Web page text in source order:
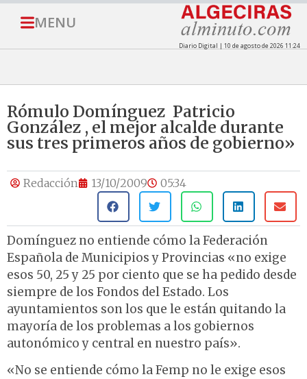
MENU
Diario Digital | 10 de agosto de 2026 11:24
Rómulo Domínguez  Patricio
González , el mejor alcalde durante
sus tres primeros años de gobierno»
Redacción 13/10/2009 05:34
Domínguez no entiende cómo la Federación
Española de Municipios y Provincias «no exige
esos 50, 25 y 25 por ciento que se ha pedido desde
siempre de los Fondos del Estado. Los
ayuntamientos son los que le están quitando la
mayoría de los problemas a los gobiernos
autonómico y central en nuestro país».
«No se entiende cómo la Femp no le exige esos